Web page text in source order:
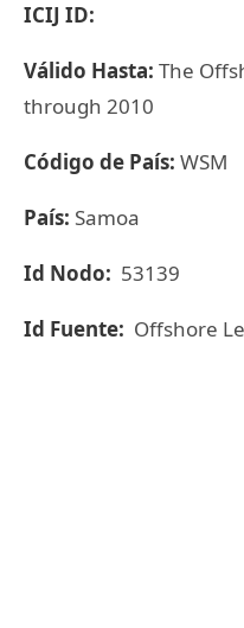
ICIJ ID:
Válido Hasta: The
through 2010
Código de País: WSM
País: Samoa
Id Nodo: 53139
Id Fuente: Offshore